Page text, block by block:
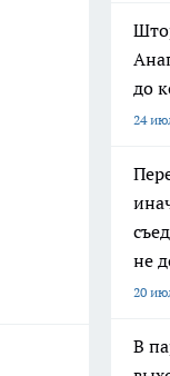
до
24
не
20
В